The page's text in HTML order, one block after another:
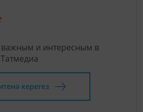
и интересным в
Татмедиа
керегез